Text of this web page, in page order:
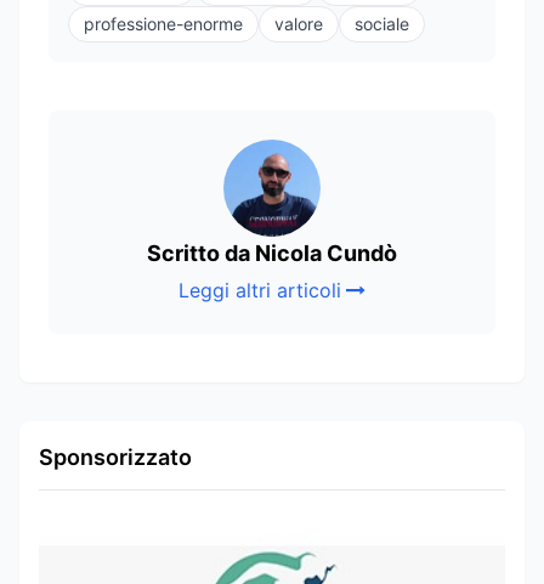
professione-enorme
valore sociale
Scritto da Nicola Cundò
Leggi altri articoli
Sponsorizzato